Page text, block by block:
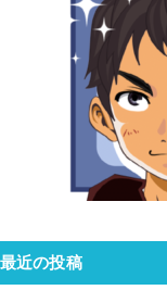
最近の投稿